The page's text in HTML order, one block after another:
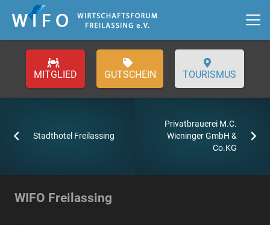
GUTSCHEIN TOURISMUS
Stadthotel Freilassing
Privatbrauerei M.C.
Wieninger GmbH &
Co.KG
WIFO Freilassing